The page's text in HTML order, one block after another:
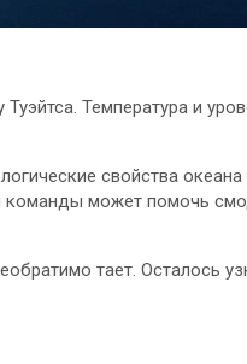
Температура и
свойства океана
команды может помочь
тает. Осталось